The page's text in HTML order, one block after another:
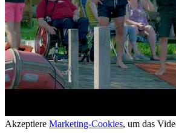
Akzeptiere Marketing-Cookies, um das